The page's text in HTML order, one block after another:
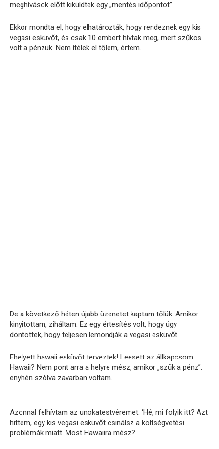
meghívások előtt kiküldtek egy „mentés időpontot”.
Ekkor mondta el, hogy elhatározták, hogy rendeznek egy kis
vegasi esküvőt, és csak 10 embert hívtak meg, mert szűkös
volt a pénzük. Nem ítélek el tőlem, értem.
De a következő héten újabb üzenetet kaptam tőlük. Amikor
kinyitottam, ziháltam. Ez egy értesítés volt, hogy úgy
döntöttek, hogy teljesen lemondják a vegasi esküvőt.
Ehelyett hawaii esküvőt terveztek! Leesett az állkapcsom.
Hawaii? Nem pont arra a helyre mész, amikor „szűk a pénz”.
enyhén szólva zavarban voltam.
Azonnal felhívtam az unokatestvéremet. ‘Hé, mi folyik itt? Azt
hittem, egy kis vegasi esküvőt csinálsz a költségvetési
problémák miatt. Most Hawaiira mész?